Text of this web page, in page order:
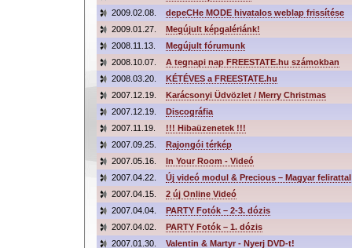
2009.02.08.
depeCHe MODE hivatalos weblap frissítése
2009.01.27.
Megújult képgalériánk!
2008.11.13.
Megújult fórumunk
2008.10.07.
A tegnapi nap FREESTATE.hu számokban
2008.03.20.
KÉTÉVES a FREESTATE.hu
2007.12.19.
Karácsonyi Üdvözlet / Merry Christmas
2007.12.19.
Discográfia
2007.11.19.
!!! Hibaüzenetek !!!
2007.09.25.
Rajongói térkép
2007.05.16.
In Your Room - Videó
2007.04.22.
Új videó modul & Precious – Magyar felirattal
2007.04.15.
2 új Online Videó
2007.04.04.
PARTY Fotók – 2-3. dózis
2007.04.02.
PARTY Fotók – 1. dózis
2007.01.30.
Valentin & Martyr - Nyerj DVD-t!